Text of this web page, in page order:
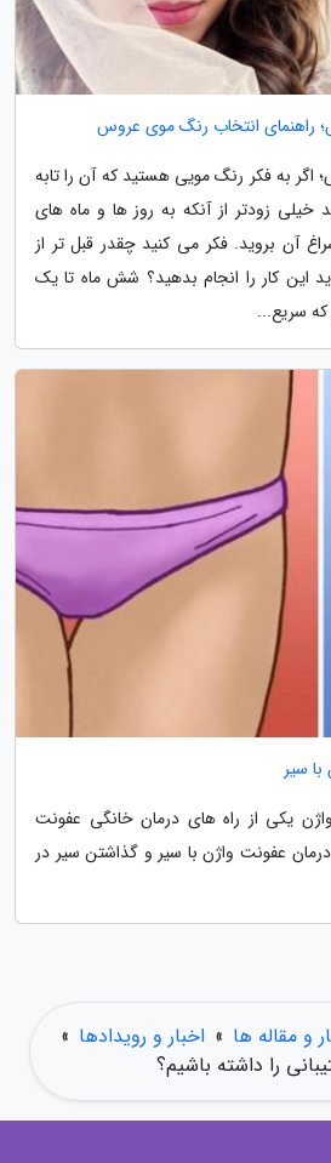
راهنمای انتخاب رنگ موی عروس
اگر به فکر رنگ مویی هستید که آن را تابه
خیلی زودتر از آنکه به روز ها و ماه های
آن بروید. فکر می کنید چقدر قبل تر از
این کار را انجام بدهید؟ شش ماه تا یک
که سریع...
سیر
یکی از راه های درمان خانگی عفونت
عفونت واژن با سیر و گذاشتن سیر در
و مقاله ها » اخبار و رویدادها »
را داشته باشیم؟